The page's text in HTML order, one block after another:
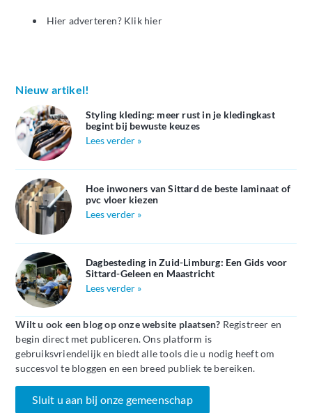
Hier adverteren? Klik hier
Nieuw artikel!
Styling kleding: meer rust in je kledingkast
begint bij bewuste keuzes
Lees verder »
Hoe inwoners van Sittard de beste laminaat of
pvc vloer kiezen
Lees verder »
Dagbesteding in Zuid-Limburg: Een Gids voor
Sittard-Geleen en Maastricht
Lees verder »
Wilt u ook een blog op onze website plaatsen? Registreer en
begin direct met publiceren. Ons platform is
gebruiksvriendelijk en biedt alle tools die u nodig heeft om
succesvol te bloggen en een breed publiek te bereiken.
Sluit u aan bij onze gemeenschap